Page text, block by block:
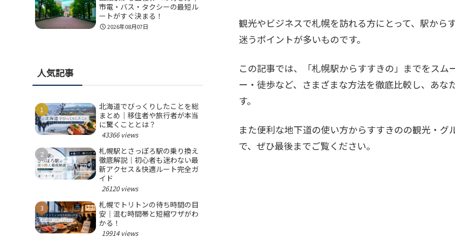
観光やビジネスで札幌を訪れる方にとって、駅か
迷うポイントが多いものです。
この記事では、「札幌駅からすすきの」までをス
ー・徒歩など、さまざまな方法を徹底比較し、あ
す。
また便利な地下道の使い方からすすきのの観光・
で、ぜひ最後までご覧ください。
市電・バス・タクシーの最短ル
ートがすぐ決まる！
2026年08月07日
人気記事
北海道でびっくりしたことを総
まとめ｜移住者や旅行者が本当
に驚くこととは？
43366 views
札幌駅とさっぽろ駅の乗り換え
徹底解説｜初心者も迷わない最
新アクセス＆快適ルート完全ガ
イド
26120 views
札幌でトリトンの待ち時間の目
安｜混む時間帯と短縮ワザがわ
かる！
19914 views